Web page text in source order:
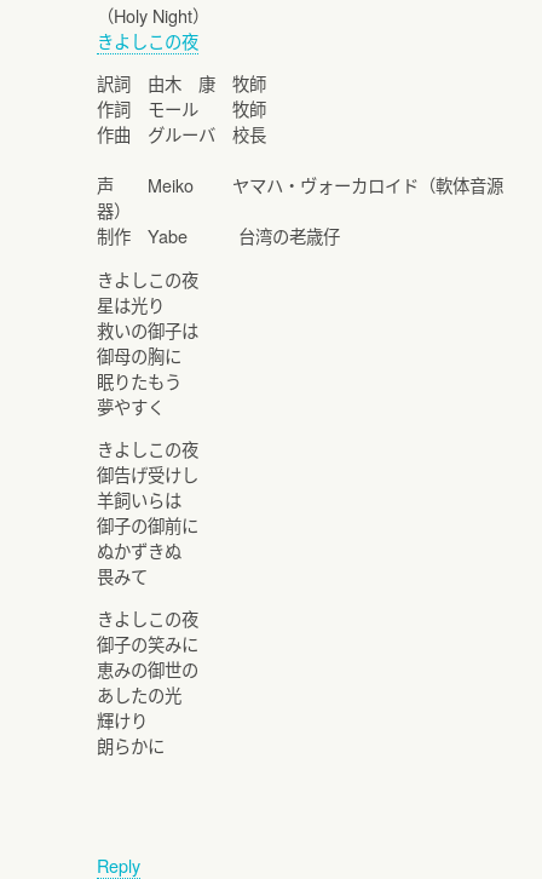
（Holy Night）
きよしこの夜
訳詞 由木 康 牧師
作詞 モール 牧師
作曲 グルーバ 校長
声 Meiko ヤマハ・ヴォーカロイド（軟体音源
器）
制作 Yabe 台湾の老歳仔
きよしこの夜
星は光り
救いの御子は
御母の胸に
眠りたもう
夢やすく
きよしこの夜
御告げ受けし
羊飼いらは
御子の御前に
ぬかずきぬ
畏みて
きよしこの夜
御子の笑みに
恵みの御世の
あしたの光
輝けり
朗らかに
Reply